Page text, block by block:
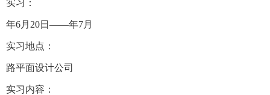
实习：
年6月20日——年7月
实习地点：
路平面设计公司
实习内容：